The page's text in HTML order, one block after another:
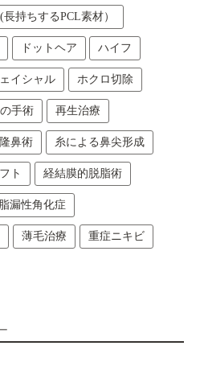
持ちするPCL素材）
ドットヘア ハイフ
イシャル ホクロ切除
手術 再生治療
鼻術 糸による鼻尖形成
ト 経結膜的脱脂術
脂漏性角化症
薄毛治療 重症ニキビ